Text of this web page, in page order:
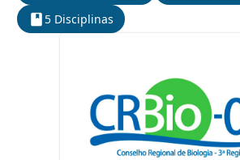
5 Disciplinas